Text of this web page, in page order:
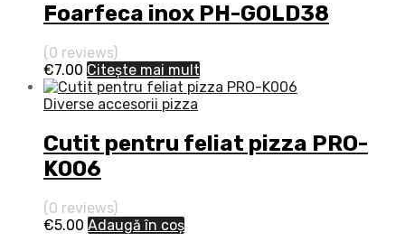
Foarfeca inox PH-GOLD38
(0 reviews)
€7.00 Citește mai mult
Diverse accesorii pizza
Cutit pentru feliat pizza PRO-
K006
(0 reviews)
€5.00 Adaugă în coș